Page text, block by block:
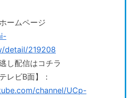
ームページ
detail/219208
し配信はコチラ
レビB面】：
channel/UCp-